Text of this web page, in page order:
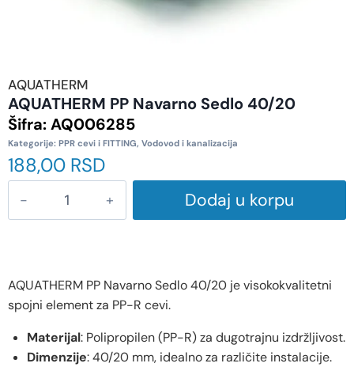
AQUATHERM
AQUATHERM PP Navarno Sedlo 40/20
Šifra:AQ006285
Kategorije: PPR cevi i FITTING, Vodovod i kanalizacija
188,00 RSD
Dodaj u korpu
AQUATHERM PP Navarno Sedlo 40/20 je visokokvalitetni
spojni element za PP-R cevi.
Materijal: Polipropilen (PP-R) za dugotrajnu izdržljivost.
Dimenzije: 40/20 mm, idealno za različite instalacije.